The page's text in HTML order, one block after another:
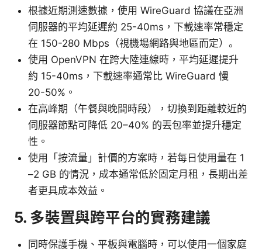
根據近期測速數據，使用 WireGuard 協議在亞洲
伺服器的平均延遲約 25-40ms，下載速率常穩定
在 150-280 Mbps（視機場網路與地區而定）。
使用 OpenVPN 在跨大陸連線時，平均延遲提升
約 15-40ms，下載速率通常比 WireGuard 慢
20-50%。
在高峰期（午餐與晚間時段），切換到距離較近的
伺服器節點可降低 20–40% 的丟包率並提升穩定
性。
使用「按流量」計價的方案時，若每日使用量在 1
–2 GB 的情況，成本通常低於固定月租，長期出差
者更具成本效益。
5. 多裝置與跨平台的實務建議
同時保護手機、平板與電腦時，可以使用一個家庭